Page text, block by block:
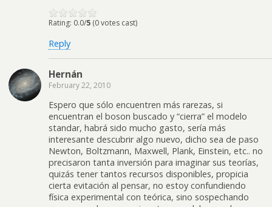
Rating: 0.0/5 (0 votes cast)
Reply
Hernán
February 22, 2010
Espero que sólo encuentren más rarezas, si
encuentran el boson buscado y “cierra” el modelo
standar, habrá sido mucho gasto, sería más
interesante descubrir algo nuevo, dicho sea de paso
Newton, Boltzmann, Maxwell, Plank, Einstein, etc.. no
precisaron tanta inversión para imaginar sus teorías,
quizás tener tantos recursos disponibles, propicia
cierta evitación al pensar, no estoy confundiendo
física experimental con teórica, sino sospechando